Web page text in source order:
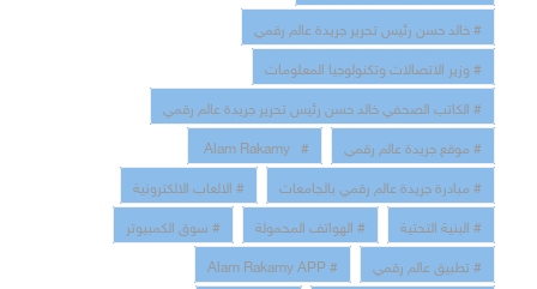
# خالد حسن رئيس تحرير جريدة عالم رقمي
# وزير الاتصالات وتكنولوجيا المعلومات
# الكاتب الصحفي خالد حسن رئيس تحرير جريدة عالم رقمي
# موقع جريدة عالم رقمي
# Alam Rakamy
# مبادرة جريدة عالم رقمي بالجامعات
# الالعاب الالكترونية
# البنية التحتية
# الهواتف المحمولة
# سوق الكمبيوتر
# تطبيق عالم رقمي
# Alam Rakamy APP